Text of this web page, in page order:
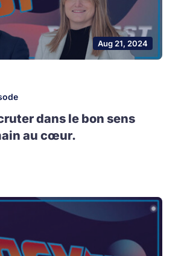
Aug 21, 2024
dans le bon sens
au cœur.